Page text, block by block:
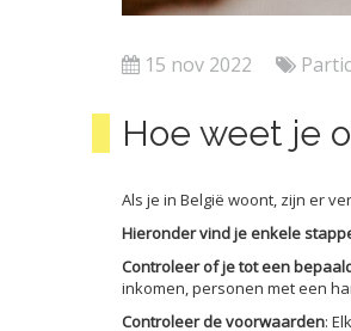
15 nov 2022
Hoe weet je
Als je in België woont, zijn er
Hieronder vind je enkele
Controleer of je tot een
inkomen, personen met een
Controleer de voorwaarden: